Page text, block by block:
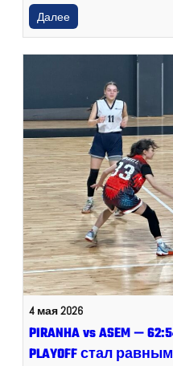
Далее
4 мая 2026
PIRANHA vs ASEM —
PLAYOFF стал